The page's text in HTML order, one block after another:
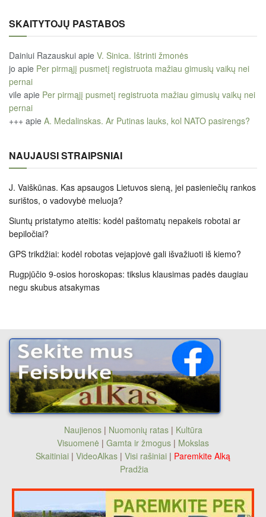
SKAITYTOJŲ PASTABOS
Dainiui Razauskui apie V. Sinica. Ištrinti žmonės
jo apie Per pirmąjį pusmetį registruota mažiau gimusių vaikų nei
pernai
vile apie Per pirmąjį pusmetį registruota mažiau gimusių vaikų nei
pernai
+++ apie A. Medalinskas. Ar Putinas lauks, kol NATO pasirengs?
NAUJAUSI STRAIPSNIAI
J. Vaiškūnas. Kas apsaugos Lietuvos sieną, jei pasieniečių rankos
surištos, o vadovybė meluoja?
Siuntų pristatymo ateitis: kodėl paštomatų nepakeis robotai ar
bepiločiai?
GPS trikdžiai: kodėl robotas vejapjovė gali išvažiuoti iš kiemo?
Rugpjūčio 9-osios horoskopas: tikslus klausimas padės daugiau
negu skubus atsakymas
Naujienos| Nuomonių ratas| Kultūra
Visuomenė | Gamta ir žmogus | Mokslas
Skaitiniai | VideoAlkas | Visi rašiniai | Paremkite Alką
Pradžia